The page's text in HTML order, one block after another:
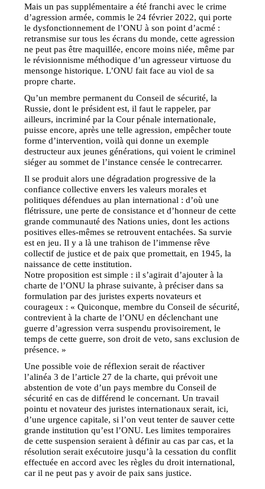
Mais un pas supplémentaire a été franchi avec le crime
d’agression armée, commis le 24 février 2022, qui porte
le dysfonctionnement de l’ONU à son point d’acmé :
retransmise sur tous les écrans du monde, cette agression
ne peut pas être maquillée, encore moins niée, même par
le révisionnisme méthodique d’un agresseur virtuose du
mensonge historique. L’ONU fait face au viol de sa
propre charte.
Qu’un membre permanent du Conseil de sécurité, la
Russie, dont le président est, il faut le rappeler, par
ailleurs, incriminé par la Cour pénale internationale,
puisse encore, après une telle agression, empêcher toute
forme d’intervention, voilà qui donne un exemple
destructeur aux jeunes générations, qui voient le criminel
siéger au sommet de l’instance censée le contrecarrer.
Il se produit alors une dégradation progressive de la
confiance collective envers les valeurs morales et
politiques défendues au plan international : d’où une
flétrissure, une perte de consistance et d’honneur de cette
grande communauté des Nations unies, dont les actions
positives elles-mêmes se retrouvent entachées. Sa survie
est en jeu. Il y a là une trahison de l’immense rêve
collectif de justice et de paix que promettait, en 1945, la
naissance de cette institution.
Notre proposition est simple : il s’agirait d’ajouter à la
charte de l’ONU la phrase suivante, à préciser dans sa
formulation par des juristes experts novateurs et
courageux : « Quiconque, membre du Conseil de sécurité,
contrevient à la charte de l’ONU en déclenchant une
guerre d’agression verra suspendu provisoirement, le
temps de cette guerre, son droit de veto, sans exclusion de
présence. »
Une possible voie de réflexion serait de réactiver
l’alinéa 3 de l’article 27 de la charte, qui prévoit une
abstention de vote d’un pays membre du Conseil de
sécurité en cas de différend le concernant. Un travail
pointu et novateur des juristes internationaux serait, ici,
d’une urgence capitale, si l’on veut tenter de sauver cette
grande institution qu’est l’ONU. Les limites temporaires
de cette suspension seraient à définir au cas par cas, et la
résolution serait exécutoire jusqu’à la cessation du conflit
effectuée en accord avec les règles du droit international,
car il ne peut pas y avoir de paix sans justice.